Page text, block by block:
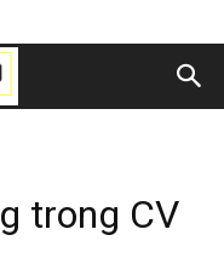
trong CV